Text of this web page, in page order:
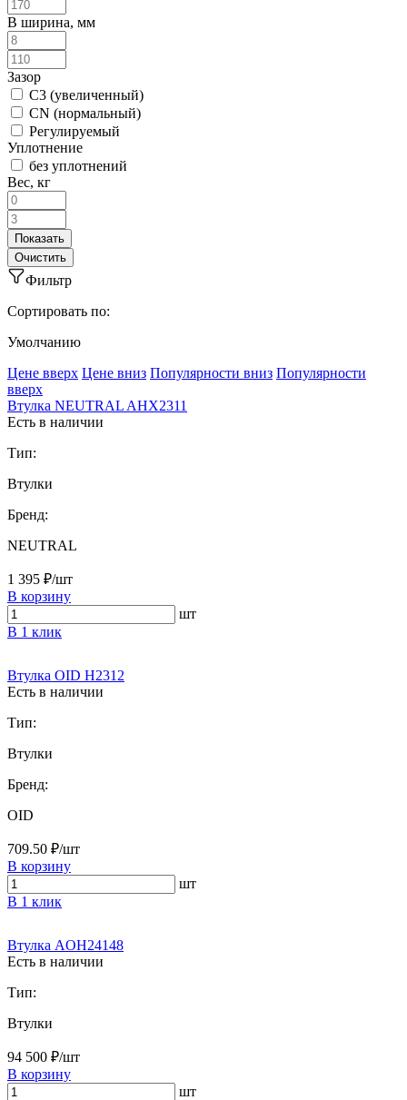
B ширина, мм
Зазор
C3 (увеличенный)
CN (нормальный)
Регулируемый
Уплотнение
без уплотнений
Вес, кг
Фильтр
Сортировать по:
Умолчанию
Ценe вверх Ценe вниз Популярности вниз Популярности
вверх
Втулка NEUTRAL AHX2311
Есть в наличии
Тип:
Втулки
Бренд:
NEUTRAL
1 395 ₽/шт
В корзину
шт
В 1 клик
Втулка OID H2312
Есть в наличии
Тип:
Втулки
Бренд:
OID
709.50 ₽/шт
В корзину
шт
В 1 клик
Втулка AOH24148
Есть в наличии
Тип:
Втулки
94 500 ₽/шт
В корзину
шт